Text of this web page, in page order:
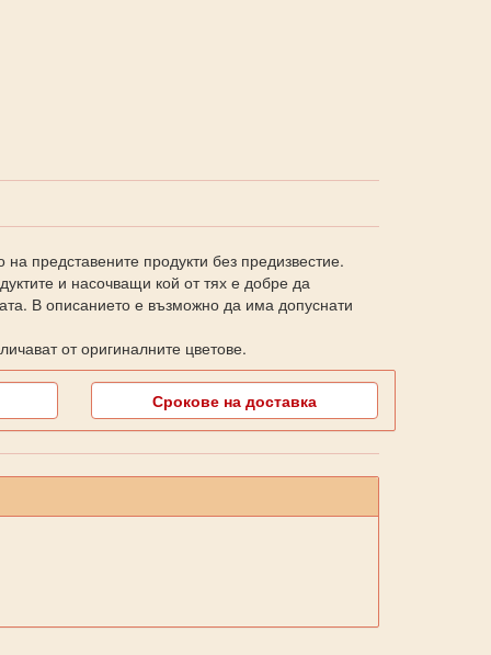
представените продукти без предизвестие.
и насочващи кой от тях е добре да
В описанието е възможно да има допуснати
от оригиналните цветове.
Срокове на доставка